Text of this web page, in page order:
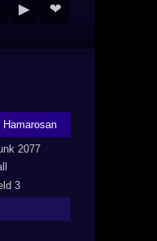
▶ ❤
Hamarosan